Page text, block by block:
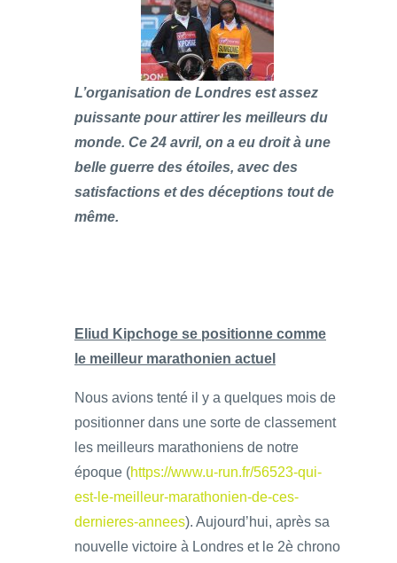
L’organisation de Londres est assez
puissante pour attirer les meilleurs du
monde. Ce 24 avril, on a eu droit à une
belle guerre des étoiles, avec des
satisfactions et des déceptions tout de
même.
Eliud Kipchoge se positionne comme
le meilleur marathonien actuel
Nous avions tenté il y a quelques mois de
positionner dans une sorte de classement
les meilleurs marathoniens de notre
époque (https://www.u-run.fr/56523-qui-
est-le-meilleur-marathonien-de-ces-
dernieres-annees). Aujourd’hui, après sa
nouvelle victoire à Londres et le 2è chrono